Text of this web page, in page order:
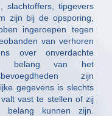
slachtoffers, tipgevers
zijn bij de opsporing,
ingeroepen tegen
van verhoren
over onverdachte
belang van het
zijn
gegevens is slechts
vast te stellen of zij
kunnen zijn.